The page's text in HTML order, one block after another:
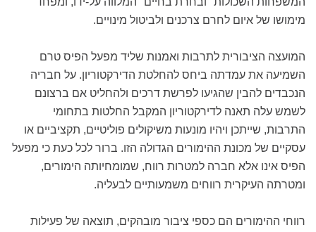
מימושו של איום לחרם צרכנים ולביטול מינויים.
המועצה הציבורית לתרבות ואמנות שליד מפעל הפיס טרם
השמיעה את עמדתה ביחס להחלטת הדירקטוריון. על חבריה
הנכבדים להבין שהגיעו לפרשת דרכים ולהחליט אם ברצונם
לשמש עלה תאנה לדירקטוריון המקבל החלטות בתחומי
התרבות, שייתכן ויהיו מונעות משיקולים פוליטיים, תקציביים או
עסקיים של מכונת ההימורים הגדולה הזו. ברור לכל כעת כי מפעל
הפיס אינו אלא חברה למטרות רווח, שמומחיותה הימורים,
ומטרתה העיקרית רווחים משמעותיים לבעליה.
רווחי ההימורים הם כספי ציבור מובהקים, תוצאה של פעילות